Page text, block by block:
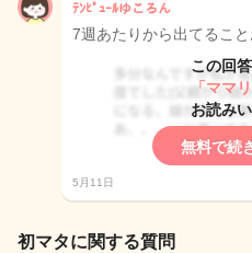
ﾃﾝﾋﾟｭｰﾙゆころん
7週あたりから出てるこ
この回
「ママ
お読み
無料で続
5月11日
初マタに関する質問